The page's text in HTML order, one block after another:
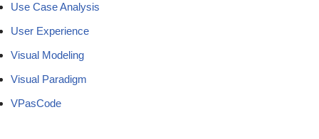
Use Case Analysis
User Experience
Visual Modeling
Visual Paradigm
VPasCode